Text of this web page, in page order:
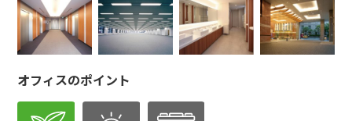
オフィスのポイント